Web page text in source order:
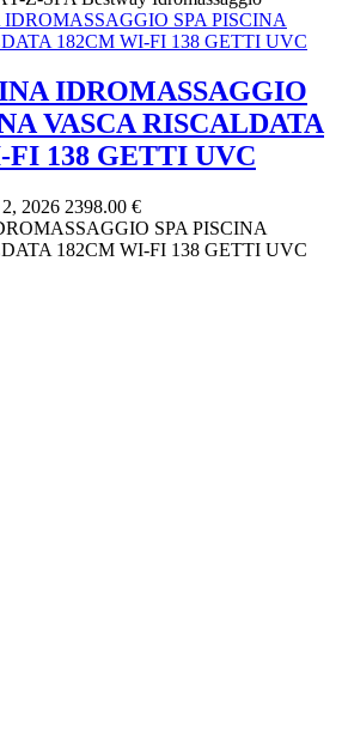
IDROMASSAGGIO
VASCA RISCALDATA
FI 138 GETTI UVC
2026 2398.00 €
SPA PISCINA
182CM WI-FI 138 GETTI UVC